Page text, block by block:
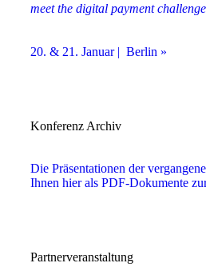
meet the digital payment challenge
20. & 21. Januar | Berlin »
Konferenz Archiv
Die Präsentationen der
Ihnen hier als PDF-Dokumente
Partnerveranstaltung